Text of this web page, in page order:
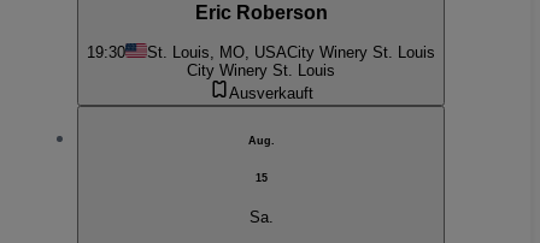
Eric Roberson
19:30 St. Louis, MO, USACity Winery St. Louis
City Winery St. Louis
Ausverkauft
Aug.
15
Sa.